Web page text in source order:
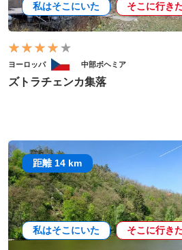
私はそこにいた そこに行き
ヨーロッパ 中部ボヘミア
ズトラチェンカ集落
距離 14 km
私はそこにいた そこに行き